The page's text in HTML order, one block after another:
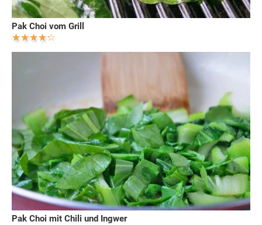
Pak Choi vom Grill
Pak Choi mit Chili und Ingwer